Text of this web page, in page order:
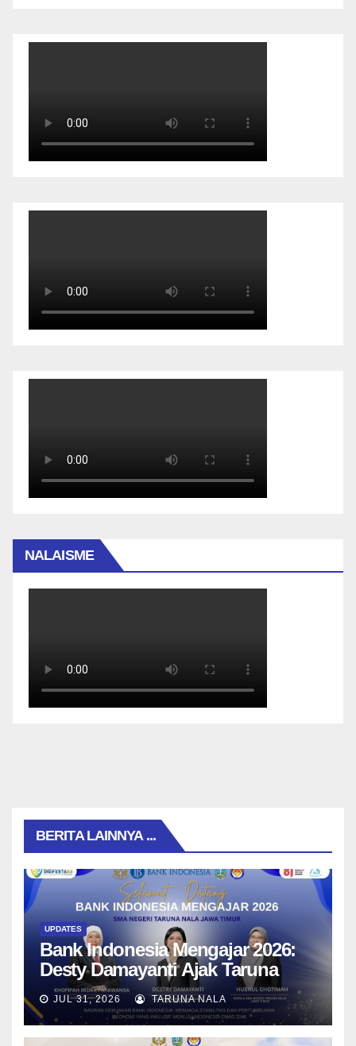
NALAISME
BERITA LAINNYA ...
UPDATES
Bank Indonesia Mengajar 2026:
Desty Damayanti Ajak Taruna
SMAN Taruna Nala Jawa Timur
Menjadi Generasi Pemimpin
Berwawasan Global
JUL 31, 2026 TARUNA NALA